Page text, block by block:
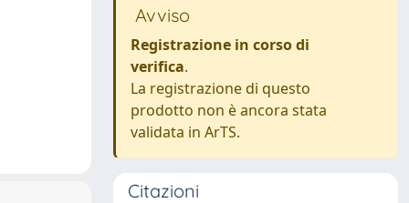
Avviso
Registrazione in corso di
verifica.
La registrazione di questo
prodotto non è ancora stata
validata in ArTS.
Citazioni